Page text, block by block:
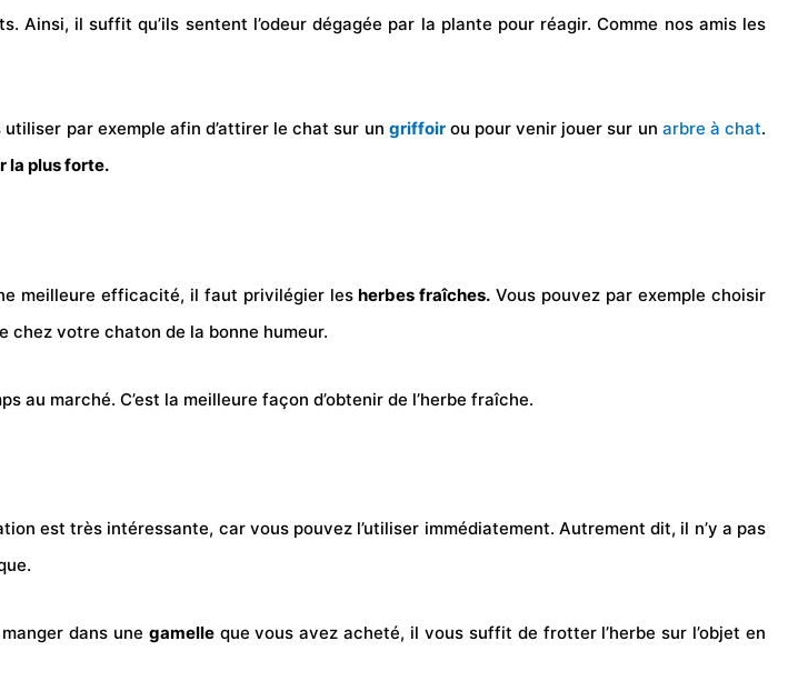
. Ainsi, il suffit qu’ils sentent l’odeur dégagée par la plante pour réagir. Comme nos amis les
par exemple afin d’attirer le chat sur un griffoir ou pour venir jouer sur un arbre à chat.
la plus forte.
meilleure efficacité, il faut privilégier lesherbes fraîches. Vous pouvez par exemple choisir
chez votre chaton de la bonne humeur.
au marché. C’est la meilleure façon d’obtenir de l’herbe fraîche.
est très intéressante, car vous pouvez l’utiliser immédiatement. Autrement dit, il n’y a pas
dans une gamelleque vous avez acheté, il vous suffit de frotter l’herbe sur l’objet en